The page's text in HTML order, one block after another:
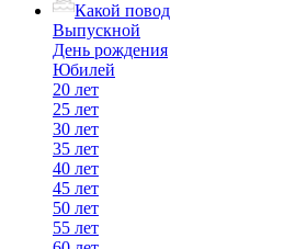
Какой повод
Выпускной
День рождения
Юбилей
20 лет
25 лет
30 лет
35 лет
40 лет
45 лет
50 лет
55 лет